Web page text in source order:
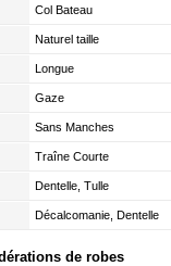
Col Bateau
Naturel taille
Longue
Gaze
Sans Manches
Traîne Courte
Dentelle, Tulle
Décalcomanie, Dentelle
de robes